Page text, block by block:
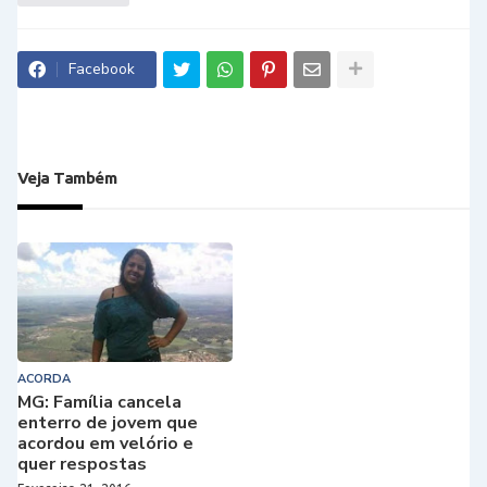
Facebook
Veja Também
ACORDA
MG: Família cancela
enterro de jovem que
acordou em velório e
quer respostas